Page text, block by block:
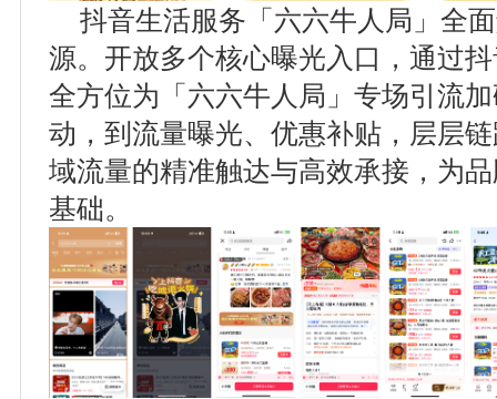
抖音生活服务「六六牛人局」全
源。开放多个核心曝光入口，通过
全方位为「六六牛人局」专场引流
动，到流量曝光、优惠补贴，层层
域流量的精准触达与高效承接，为
基础。